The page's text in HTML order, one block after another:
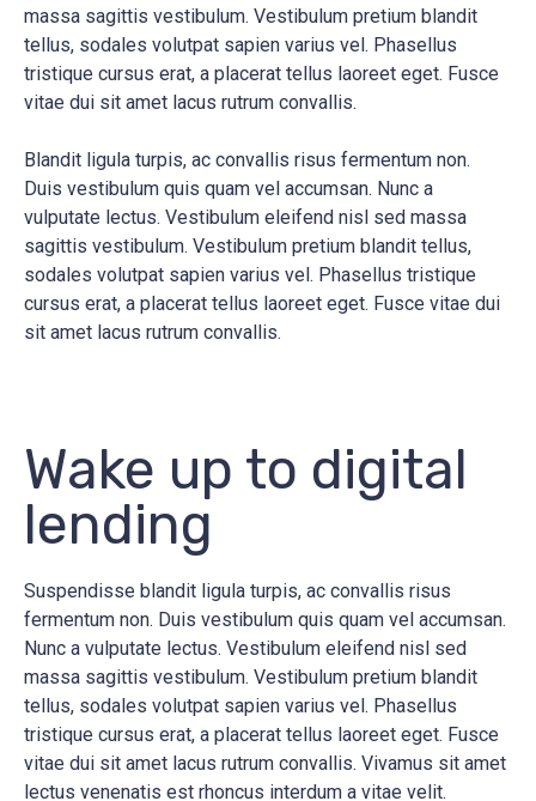
massa sagittis vestibulum. Vestibulum pretium blandit
tellus, sodales volutpat sapien varius vel. Phasellus
tristique cursus erat, a placerat tellus laoreet eget. Fusce
vitae dui sit amet lacus rutrum convallis.
Blandit ligula turpis, ac convallis risus fermentum non.
Duis vestibulum quis quam vel accumsan. Nunc a
vulputate lectus. Vestibulum eleifend nisl sed massa
sagittis vestibulum. Vestibulum pretium blandit tellus,
sodales volutpat sapien varius vel. Phasellus tristique
cursus erat, a placerat tellus laoreet eget. Fusce vitae dui
sit amet lacus rutrum convallis.
Wake up to digital
lending
Suspendisse blandit ligula turpis, ac convallis risus
fermentum non. Duis vestibulum quis quam vel accumsan.
Nunc a vulputate lectus. Vestibulum eleifend nisl sed
massa sagittis vestibulum. Vestibulum pretium blandit
tellus, sodales volutpat sapien varius vel. Phasellus
tristique cursus erat, a placerat tellus laoreet eget. Fusce
vitae dui sit amet lacus rutrum convallis. Vivamus sit amet
lectus venenatis est rhoncus interdum a vitae velit.